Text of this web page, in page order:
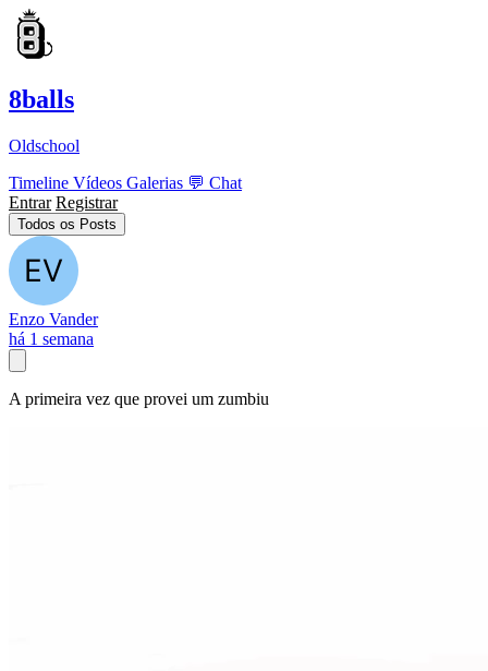
8balls
Oldschool
Timeline Vídeos Galerias 💬 Chat
Entrar Registrar
Todos os Posts
Enzo Vander
há 1 semana
A primeira vez que provei um zumbiu